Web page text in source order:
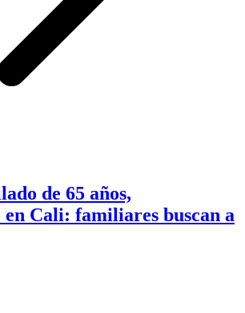
de 65 años,
en Cali: familiares buscan a